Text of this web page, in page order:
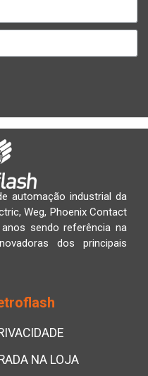
automação industrial da
Weg, Phoenix Contact
sendo referência na
dos principais
NA LOJA